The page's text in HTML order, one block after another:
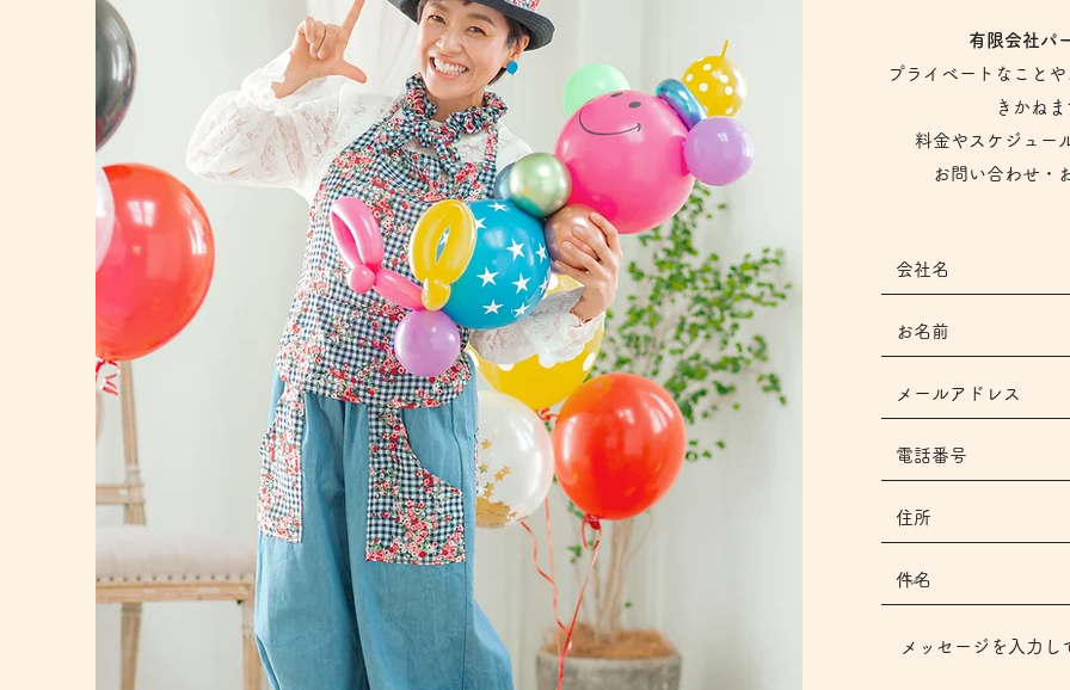
有限会社パ
プライベートなこと
きかね
料金やスケジュー
お問い合わせ・